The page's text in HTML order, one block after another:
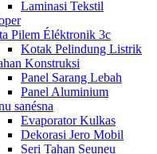
Laminasi Tekstil
Pilem Éléktronik 3c
Kotak Pelindung Listrik
Konstruksi
Panel Sarang Lebah
Panel Aluminium
sanésna
Evaporator Kulkas
Dekorasi Jero Mobil
Seri Tahan Seuneu